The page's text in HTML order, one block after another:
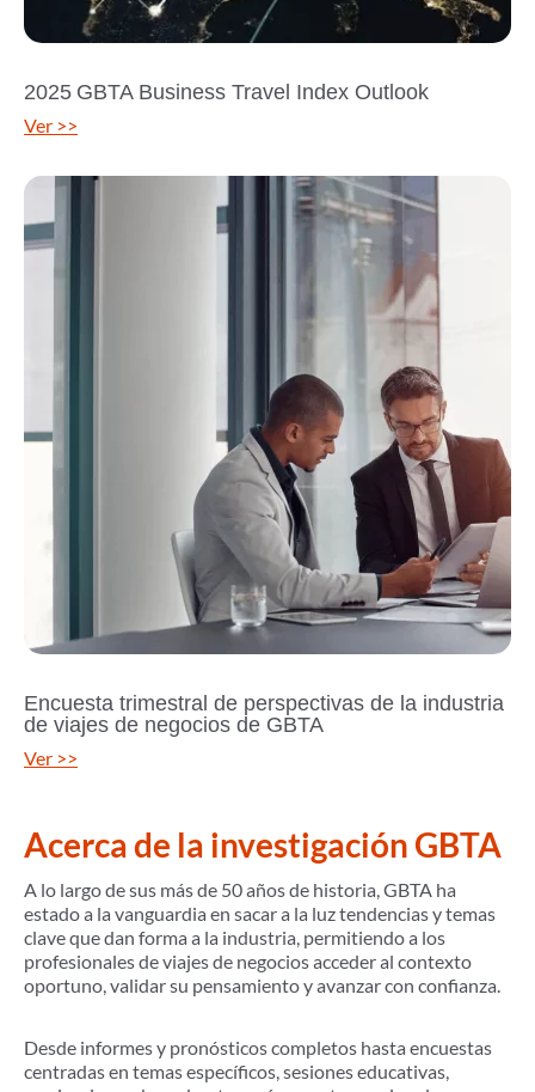
2025 GBTA Business Travel Index Outlook
Ver >>
Encuesta trimestral de perspectivas de la industria
de viajes de negocios de GBTA
Ver >>
Acerca de la investigación GBTA
A lo largo de sus más de 50 años de historia, GBTA ha
estado a la vanguardia en sacar a la luz tendencias y temas
clave que dan forma a la industria, permitiendo a los
profesionales de viajes de negocios acceder al contexto
oportuno, validar su pensamiento y avanzar con confianza.
Desde informes y pronósticos completos hasta encuestas
centradas en temas específicos, sesiones educativas,